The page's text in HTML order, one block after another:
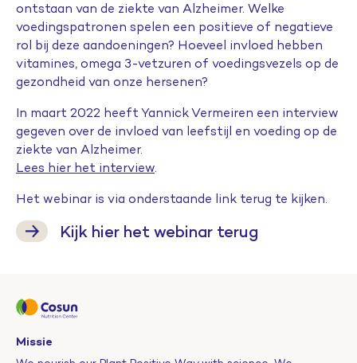
ontstaan van de ziekte van Alzheimer. Welke
voedingspatronen spelen een positieve of negatieve
rol bij deze aandoeningen? Hoeveel invloed hebben
vitamines, omega 3-vetzuren of voedingsvezels op de
gezondheid van onze hersenen?
In maart 2022 heeft Yannick Vermeiren een interview
gegeven over de invloed van leefstijl en voeding op de
ziekte van Alzheimer.
Lees hier het interview.
Het webinar is via onderstaande link terug te kijken.
Kijk hier het webinar terug
Missie